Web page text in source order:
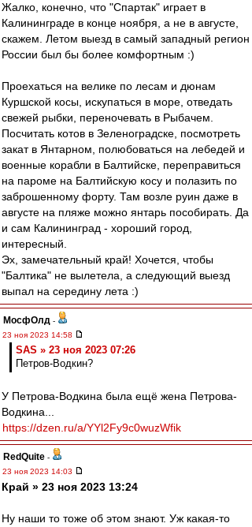
Жалко, конечно, что "Спартак" играет в
Калининграде в конце ноября, а не в августе,
скажем. Летом выезд в самый западный регион
России был бы более комфортным :)
Проехаться на велике по лесам и дюнам
Куршской косы, искупаться в море, отведать
свежей рыбки, переночевать в Рыбачем.
Посчитать котов в Зеленоградске, посмотреть
закат в Янтарном, полюбоваться на лебедей и
военные корабли в Балтийске, переправиться
на пароме на Балтийскую косу и полазить по
заброшенному форту. Там возле руин даже в
августе на пляже можно янтарь пособирать. Да
и сам Калининград - хороший город,
интересный.
Эх, замечательный край! Хочется, чтобы
"Балтика" не вылетела, а следующий выезд
выпал на середину лета :)
МосфОлд -
23 ноя 2023 14:58
SAS » 23 ноя 2023 07:26
Петров-Водкин?
У Петрова-Водкина была ещё жена Петрова-
Водкина...
https://dzen.ru/a/YYl2Fy9c0wuzWfik
RedQuite -
23 ноя 2023 14:03
Край » 23 ноя 2023 13:24
Ну наши то тоже об этом знают. Уж какая-то